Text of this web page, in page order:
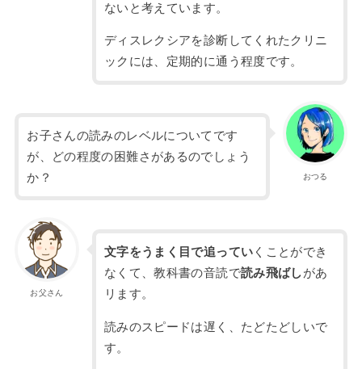
ないと考えています。
ディスレクシアを診断してくれたクリニ
ックには、定期的に通う程度です。
おつる
お子さんの読みのレベルについてです
が、どの程度の困難さがあるのでしょう
か？
お父さん
文字をうまく目で追ってい くことができ
なくて、教科書の音読で読み飛ばしがあ
リます。
読みのスピードは遅く、たどたどしいで
す。